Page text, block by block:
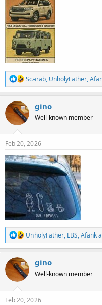
R
e
a
c
t
i
n
s
Scarab, UnholyFather,
gino
Well-known member
Feb 20, 2026
R
e
a
c
t
i
n
s
UnholyFather, LBS,Afank
gino
Well-known member
Feb 20, 2026